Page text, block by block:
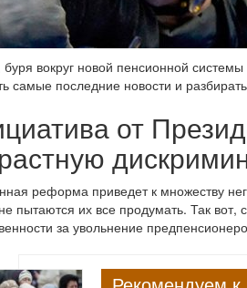
буря вокруг новой пенсионной
самые последние новости и
от
реформа приведет к множеству
пытаются их все продумать. Так вот,
за увольнение